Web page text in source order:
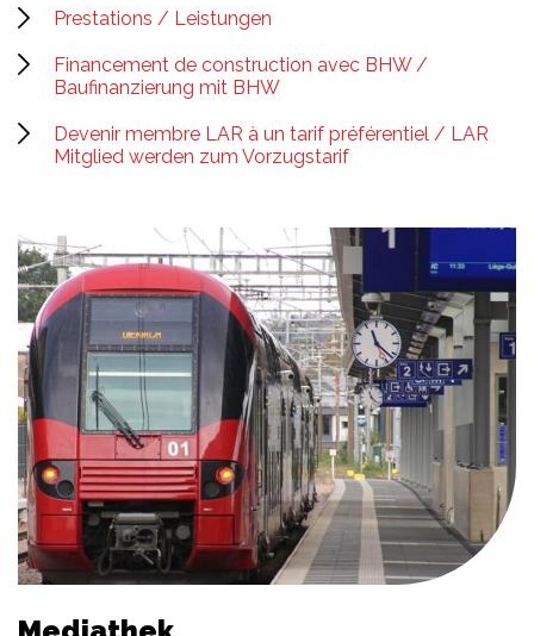
Prestations / Leistungen
Financement de construction avec BHW /
Baufinanzierung mit BHW
Devenir membre LAR à un tarif préférentiel / LAR
Mitglied werden zum Vorzugstarif